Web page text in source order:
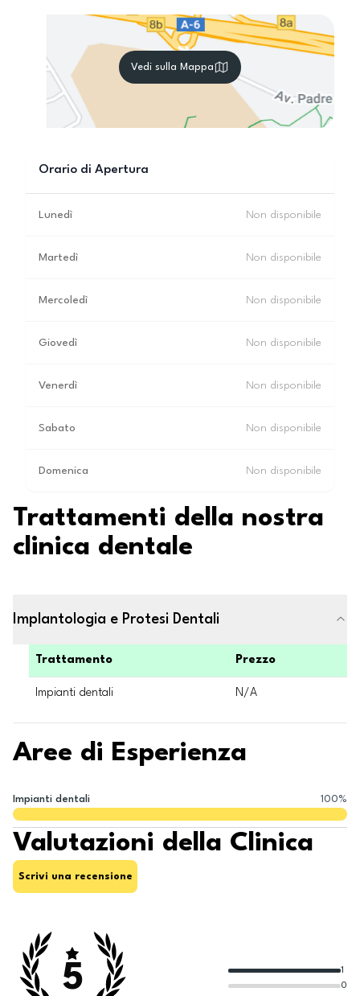
Vedi sulla Mappa
Orario di Apertura
Lunedì Non disponibile
Martedì Non disponibile
Mercoledì Non disponibile
Giovedì Non disponibile
Venerdì Non disponibile
Sabato Non disponibile
Domenica Non disponibile
Trattamenti della nostra
clinica dentale
Implantologia e Protesi Dentali
Trattamento Prezzo
Impianti dentali N/A
Aree di Esperienza
Impianti dentali 100%
Valutazioni della Clinica
Scrivi una recensione
5 0
1